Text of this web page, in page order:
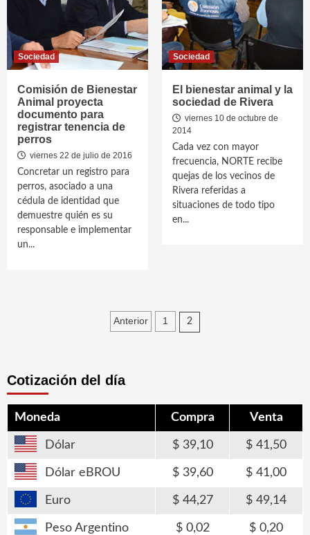
Sociedad
Comisión de Bienestar
Animal proyecta
documento para
registrar tenencia de
perros
viernes 22 de julio de 2016
Concretar un registro para
perros, asociado a una
cédula de identidad que
demuestre quién es su
responsable e implementar
un...
Sociedad
El bienestar animal y la
sociedad de Rivera
viernes 10 de octubre de
2014
Cada vez con mayor
frecuencia, NORTE recibe
quejas de los vecinos de
Rivera referidas a
situaciones de todo tipo
en...
Paginación
Anterior 1 2
Cotización del día
Moneda Compra Venta
Dólar 39,10 41,50
Dólar eBROU 39,60 41,00
Euro 44,27 49,14
Peso Argentino 0,02 0,20